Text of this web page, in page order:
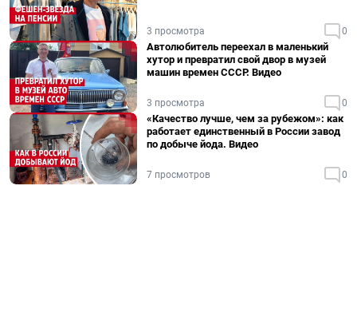
3 просмотра 0
Автолюбитель переехал в маленький
хутор и превратил свой двор в музей
машин времен СССР. Видео
3 просмотра 0
«Качество лучше, чем за рубежом»: как
работает единственный в России завод
по добыче йода. Видео
7 просмотров 0